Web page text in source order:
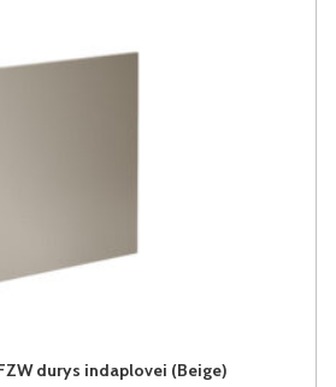
durys indaplovei (Beige)